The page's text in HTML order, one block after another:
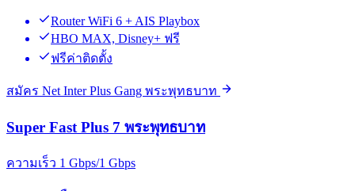
Router WiFi 6 + AIS Playbox
HBO MAX, Disney+ ฟรี
ฟรีค่าติดตั้ง
สมัคร Net Inter Plus Gang พระพุทธบาท
Super Fast Plus 7 พระพุทธบาท
ความเร็ว 1 Gbps/1 Gbps